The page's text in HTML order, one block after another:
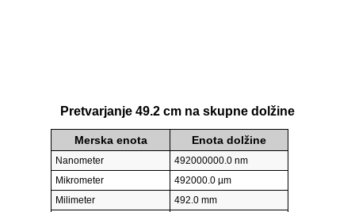
Pretvarjanje 49.2 cm na skupne dolžine
Merska enota Enota dolžine
Nanometer
492000000.0 nm
Mikrometer
492000.0 µm
Milimeter
492.0 mm